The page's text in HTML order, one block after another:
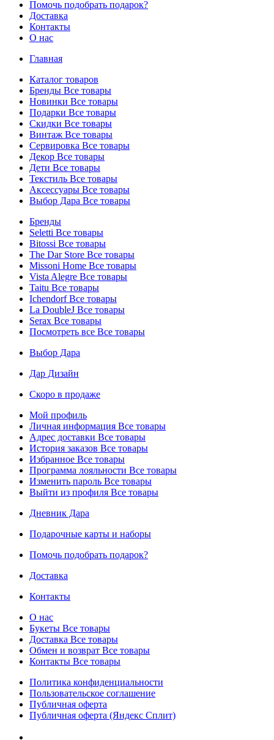
Помочь подобрать подарок?
Доставка
Контакты
О нас
Главная
Каталог товаров
Бренды Все товары
Новинки Все товары
Подарки Все товары
Скидки Все товары
Винтаж Все товары
Сервировка Все товары
Декор Все товары
Дети Все товары
Текстиль Все товары
Аксессуары Все товары
Выбор Дара Все товары
Бренды
Seletti Все товары
Bitossi Все товары
The Dar Store Все товары
Missoni Home Все товары
Vista Alegre Все товары
Taitu Все товары
IchendorfВсе товары
La DoubleJ Все товары
Serax Все товары
Посмотреть все Все товары
Выбор Дара
Дар Дизайн
Скоро в продаже
Мой профиль
Личная информация Все товары
Адрес доставки Все товары
История заказов Все товары
Избранное Все товары
Программа лояльности Все товары
Изменить пароль Все товары
Выйти из профиля Все товары
Дневник Дара
Подарочные карты и наборы
Помочь подобрать подарок?
Доставка
Контакты
О нас
Букеты Все товары
Доставка Все товары
Обмен и возврат Все товары
Контакты Все товары
Политика конфиденциальности
Пользовательское соглашение
Публичная оферта
Публичная оферта (Яндекс Сплит)